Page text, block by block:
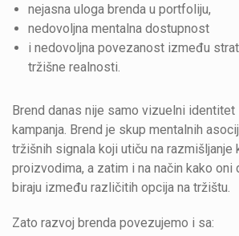
nejasna uloga brenda u portfoliju,
nedovoljna mentalna dostupnost
i nedovoljna povezanost između
tržišne realnosti.
Brend danas nije samo vizuelni identitet
kampanja. Brend je skup mentalnih
tržišnih signala koji utiču na razmišljanje
proizvodima, a zatim i na način kako
biraju između različitih opcija na tržištu.
Zato razvoj brenda povezujemo i sa: